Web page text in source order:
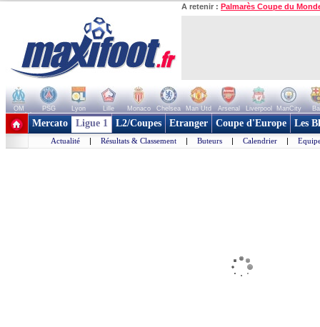
A retenir : Palmarès Coupe du
OM PSG Lyon Lille Monaco Chelsea Man Utd Arsenal Liverpool ManCity
+ de clubs
Mercato Ligue 1 L2/Coupes Etranger Coupe d'Europe Les
Actualité | Résultats & Classement | Buteurs | Calendrier |